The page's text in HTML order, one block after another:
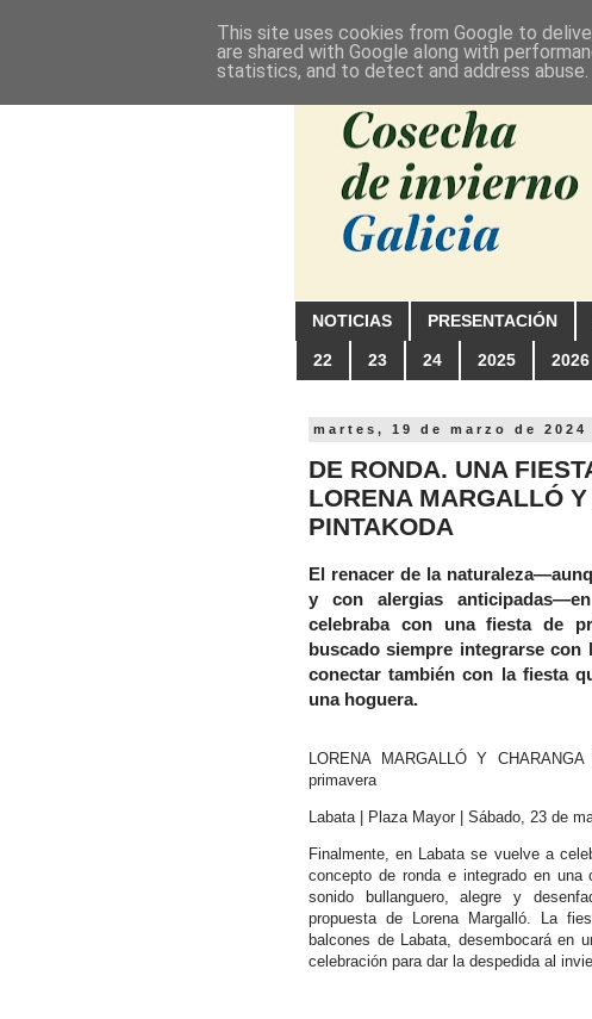
NOTICIAS PRESENTACIÓN
22 23 24 2025 2026
martes, 19 de marzo de 2024
DE RONDA. UNA
LORENA MARGALLÓ
PINTAKODA
El renacer de la
y con alergias
celebraba con una fiesta de
buscado siempre integrarse
conectar también con la fiesta
una hoguera.
LORENA MARGALLÓ Y
primavera
Labata | Plaza Mayor | Sábado, 23 de
Finalmente, en Labata se vuelve a
concepto de ronda e integrado en una
sonido bullanguero, alegre y
propuesta de Lorena Margalló. La
balcones de Labata, desembocará en
celebración para dar la despedida al
This site uses cookies from Google to
are shared with Google along with
statistics, and to detect and address abuse.